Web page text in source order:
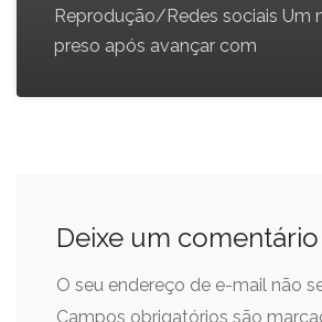
Reprodução/Redes sociais Um
preso após avançar com
Deixe um comentário
O seu endereço de e-mail não
Campos obrigatórios são